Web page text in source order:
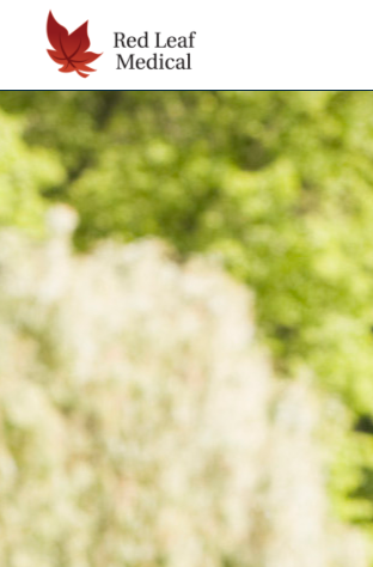
content